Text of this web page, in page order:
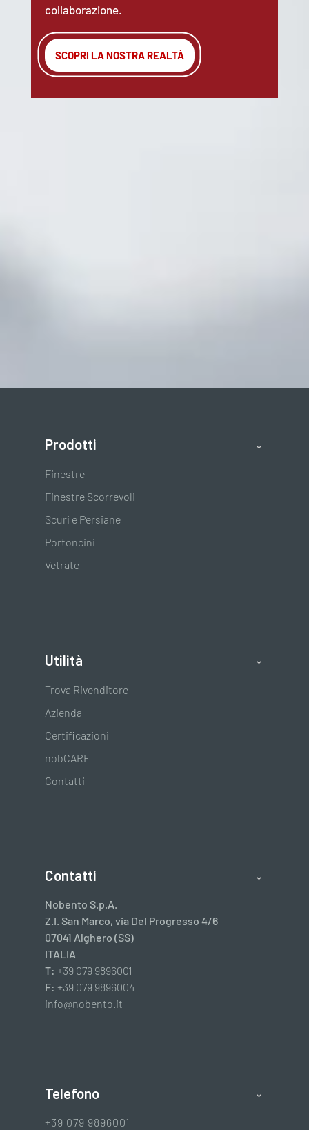
collaborazione.
SCOPRI LA NOSTRA REALTÀ
Prodotti
Finestre
Finestre Scorrevoli
Scuri e Persiane
Portoncini
Vetrate
Utilità
Trova Rivenditore
Azienda
Certificazioni
nobCARE
Contatti
Contatti
Nobento S.p.A.
Z.I. San Marco, via Del Progresso 4/6
07041 Alghero (SS)
ITALIA
T: +39 079 9896001
F: +39 079 9896004
info@nobento.it
Telefono
+39 079 9896001